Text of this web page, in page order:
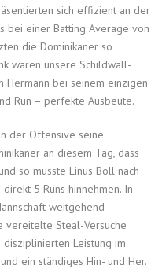
sich effizient an der
bei einer Batting Average von
die Dominikaner so
waren unsere Schildwall-
Hermann bei seinem einzigen
Run – perfekte Ausbeute.
der Offensive seine
an diesem Tag, dass
so musste Linus Boll nach
5 Runs hinnehmen. In
weitgehend
Steal-Versuche
Leistung im
ein ständiges Hin- und Her.